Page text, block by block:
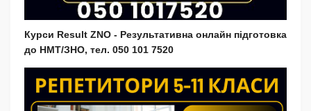
Курси Result ZNO - Результативна онлайн підготовка
до НМТ/ЗНО, тел. 050 101 7520